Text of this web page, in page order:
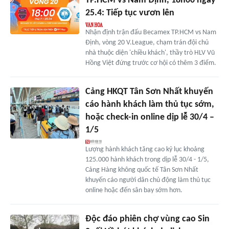
25.4: Tiếp tục vươn lên
Nhận định trận đấu Becamex TP.HCM vs Nam
Định, vòng 20 V.League, chạm trán đội chủ
nhà thuộc diện 'chiều khách', thầy trò HLV Vũ
Hồng Việt đứng trước cơ hội có thêm 3 điểm.
Cảng HKQT Tân Sơn Nhất khuyến
cáo hành khách làm thủ tục sớm,
hoặc check-in online dịp lễ 30/4 –
1/5
Lượng hành khách tăng cao kỷ lục khoảng
125.000 hành khách trong dịp lễ 30/4 - 1/5,
Cảng Hàng không quốc tế Tân Sơn Nhất
khuyến cáo người dân chủ động làm thủ tục
online hoặc đến sân bay sớm hơn.
Độc đáo phiên chợ vùng cao Sin